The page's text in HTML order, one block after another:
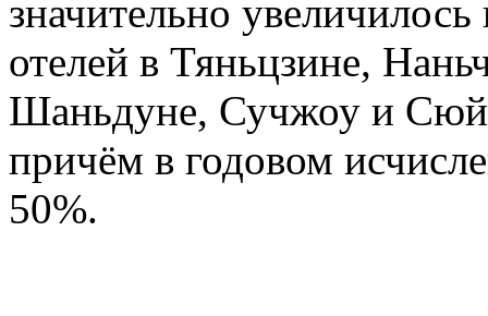
значительно
отелей в Тяньцзине,
Шаньдуне, Сучжоу и
причём в годовом
50%.